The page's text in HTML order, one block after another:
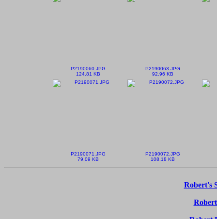
P2190060.JPG
124.81 KB
P2190063.JPG
92.96 KB
P2190071.JPG
79.09 KB
P2190072.JPG
108.18 KB
Robert's